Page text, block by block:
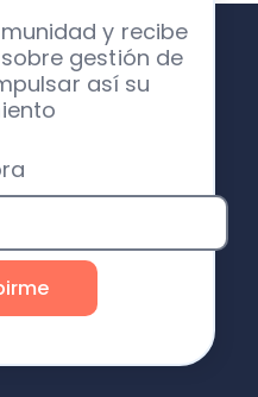
y recibe
gestión de
así su